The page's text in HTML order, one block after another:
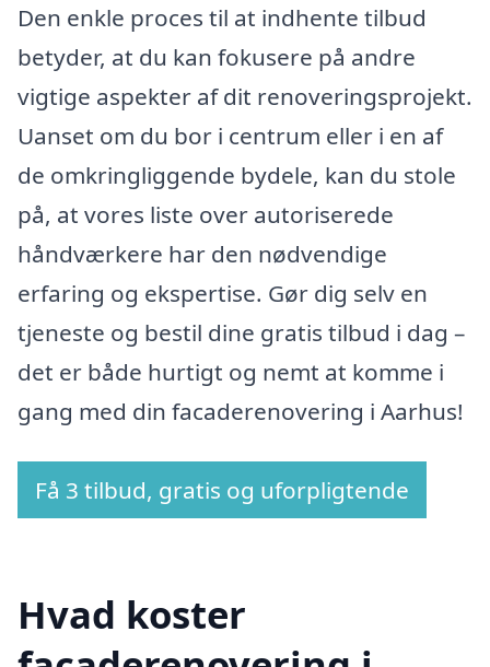
Den enkle proces til at indhente tilbud
betyder, at du kan fokusere på andre
vigtige aspekter af dit renoveringsprojekt.
Uanset om du bor i centrum eller i en af
de omkringliggende bydele, kan du stole
på, at vores liste over autoriserede
håndværkere har den nødvendige
erfaring og ekspertise. Gør dig selv en
tjeneste og bestil dine gratis tilbud i dag –
det er både hurtigt og nemt at komme i
gang med din facaderenovering i Aarhus!
Få 3 tilbud, gratis og uforpligtende
Hvad koster